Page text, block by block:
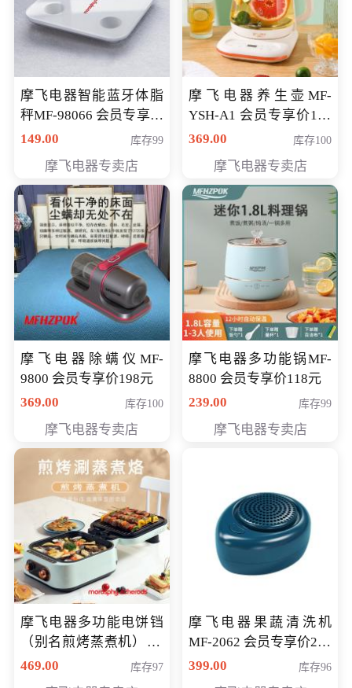
摩飞电器智能蓝牙体脂
秤MF-98066 会员专享价
98元
149.00 库存99
摩飞电器专卖店
摩飞电器养生壶MF-
YSH-A1 会员专享价198
元
369.00 库存100
摩飞电器专卖店
摩飞电器除螨仪MF-
9800 会员专享价198元
369.00
库存100
摩飞电器专卖店
摩飞电器多功能锅MF-
8800 会员专享价118元
239.00
库存99
摩飞电器专卖店
摩飞电器多功能电饼铛
（别名煎烤蒸煮机） 型
号MF-8888B 会员专享
469.00 库存97
摩飞电器果蔬清洗机
MF-2062 会员专享价268
元
399.00 库存96